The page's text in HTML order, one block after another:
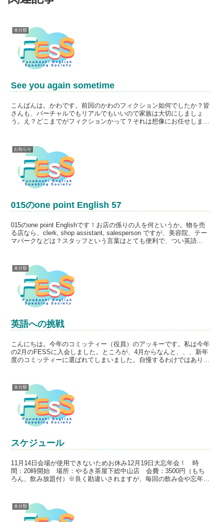
未分類
See you again sometime
こんばんは。かわです。前回のかわのフィクション如何でしたか？皆
さんも、バーチャルでもリアルでもいいので家族は大切にしましょ
う。え？どこまでがフィクションかって？それは想像にお任せしま
お知らせ
015のone point English 57
015のone point Englishです！お店の係りの人を何というか。物を売
る店なら、clerk, shop assistant, salesperson ですが、美容院、テー
マパークなどは？スタッフという言葉はとても便利で、つい英語...
未分類
英語への挑戦
こんにちは。今年のコミッティー（役員）のアッキーです。私は今年
の2月のFESSに入会しました。ところが、4月からなんと、、、新年
度のコミッティーに選ばれてしまいました。自慢するわけではありま
未分類
スケジュール
11月14日会場が使用できないためお休み12月19日大忘年会！ 時
間：20時開始 場所：やるき茶屋下総中山店 会費：3500円（もち
ろん、飲み放題付）※良く勘違いされますが、毎回の飲み会や忘年会
未分類